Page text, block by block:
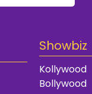
Showbiz
Kollywood
Bollywood